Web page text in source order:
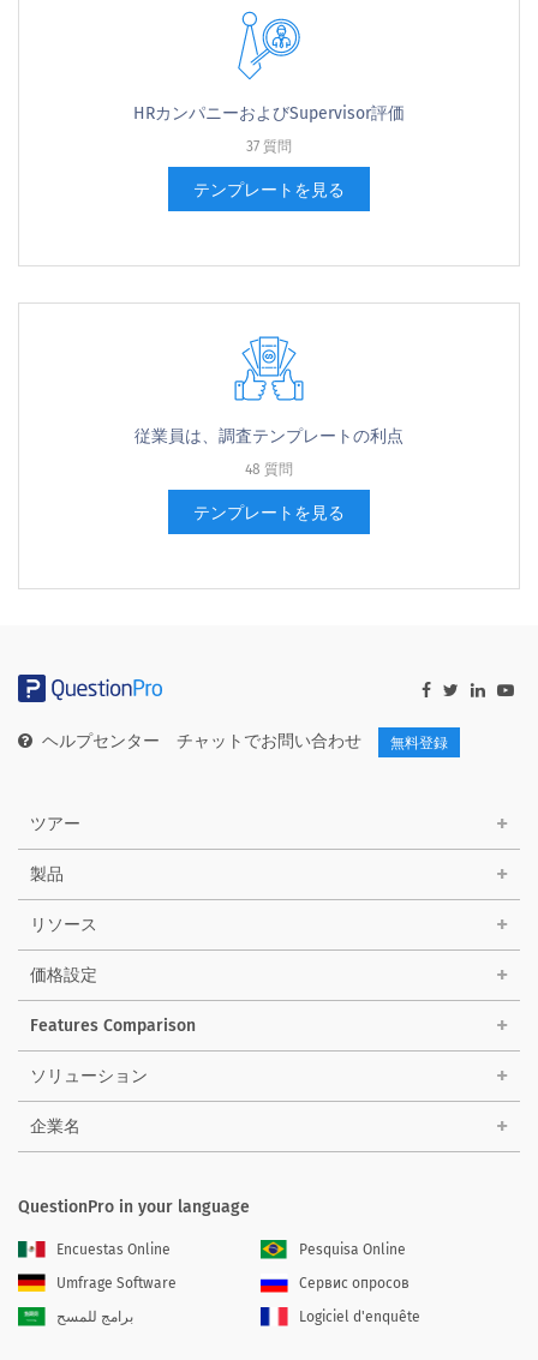
HRカンパニーおよびSupervisor評価
37 質問
テンプレートを見る
従業員は、調査テンプレートの利点
48 質問
テンプレートを見る
ヘルプセンター チャットでお問い合わせ 無料登録
ツアー
製品
リソース
価格設定
Features Comparison
ソリューション
企業名
QuestionPro in your language
Encuestas Online
Pesquisa Online
Umfrage Software
Сервис опросов
برامج للمسح
Logiciel d'enquête